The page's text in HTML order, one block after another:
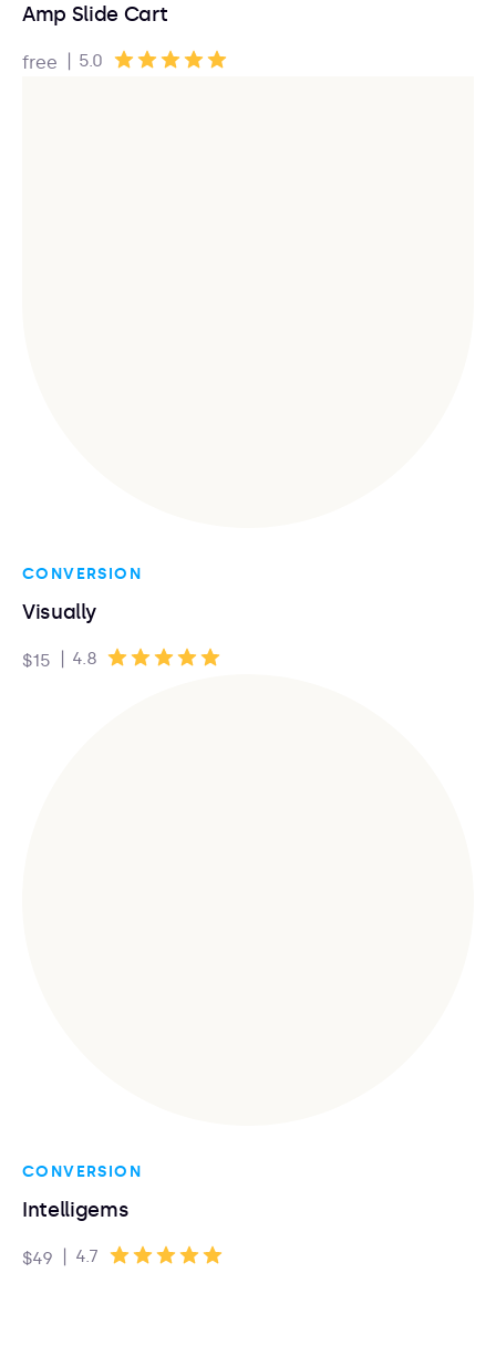
Amp Slide Cart
free | 5.0
CONVERSION
Visually
$15 | 4.8
CONVERSION
Intelligems
$49 | 4.7